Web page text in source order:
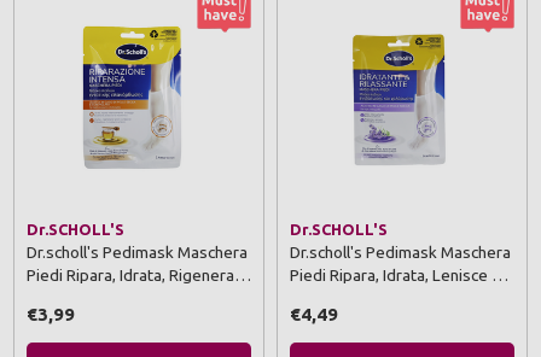
Dr.SCHOLL'S
Dr.scholl's Pedimask Maschera
Piedi Ripara, Idrata, Rigenera…
€3,99
Dr.SCHOLL'S
Dr.scholl's Pedimask Maschera
Piedi Ripara, Idrata, Lenisce …
€4,49